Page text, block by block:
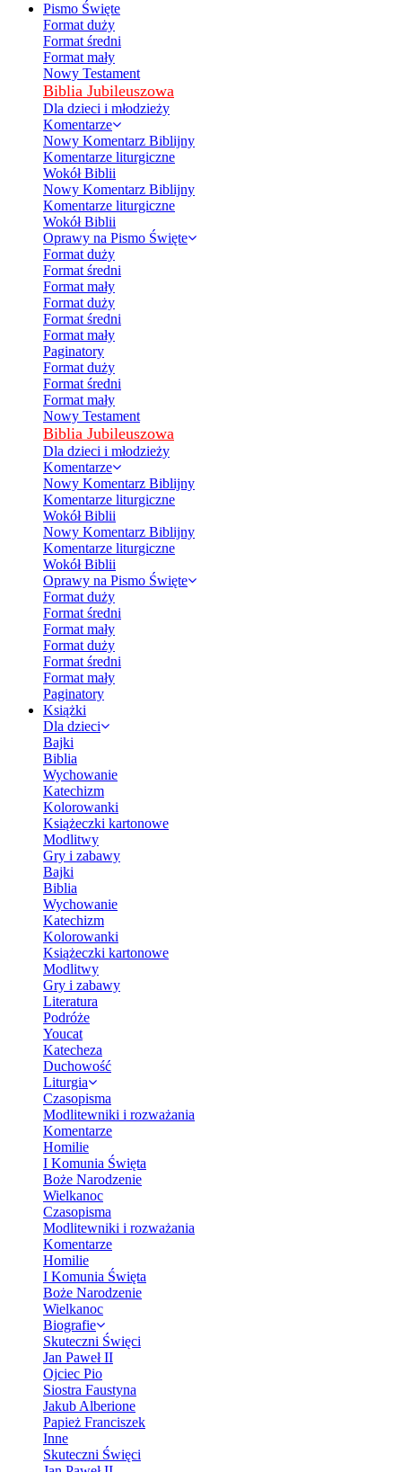
Pismo Święte
Format duży
Format średni
Format mały
Nowy Testament
Biblia Jubileuszowa
Dla dzieci i młodzieży
Komentarze
Nowy Komentarz Biblijny
Komentarze liturgiczne
Wokół Biblii
Nowy Komentarz Biblijny
Komentarze liturgiczne
Wokół Biblii
Oprawy na Pismo Święte
Format duży
Format średni
Format mały
Format duży
Format średni
Format mały
Paginatory
Format duży
Format średni
Format mały
Nowy Testament
Biblia Jubileuszowa
Dla dzieci i młodzieży
Komentarze
Nowy Komentarz Biblijny
Komentarze liturgiczne
Wokół Biblii
Nowy Komentarz Biblijny
Komentarze liturgiczne
Wokół Biblii
Oprawy na Pismo Święte
Format duży
Format średni
Format mały
Format duży
Format średni
Format mały
Paginatory
Książki
Dla dzieci
Bajki
Biblia
Wychowanie
Katechizm
Kolorowanki
Książeczki kartonowe
Modlitwy
Gry i zabawy
Bajki
Biblia
Wychowanie
Katechizm
Kolorowanki
Książeczki kartonowe
Modlitwy
Gry i zabawy
Literatura
Podróże
Youcat
Katecheza
Duchowość
Liturgia
Czasopisma
Modlitewniki i rozważania
Komentarze
Homilie
I Komunia Święta
Boże Narodzenie
Wielkanoc
Czasopisma
Modlitewniki i rozważania
Komentarze
Homilie
I Komunia Święta
Boże Narodzenie
Wielkanoc
Biografie
Skuteczni Święci
Jan Paweł II
Ojciec Pio
Siostra Faustyna
Jakub Alberione
Papież Franciszek
Inne
Skuteczni Święci